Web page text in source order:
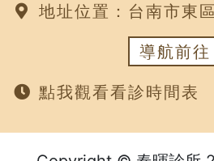
地址位置： 台南市東
導航前往
點我觀看看診時間表